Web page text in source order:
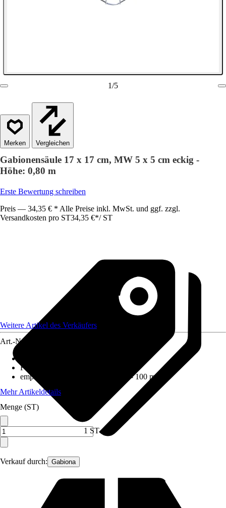
1/5
Vergleichen
Gabionensäule 17 x 17 cm, MW 5 x 5 cm eckig -
Höhe: 0,80 m
Erste Bewertung schreiben
Preis — 34,35 € * Alle Preise inkl. MwSt. und ggf. zzgl.
Versandkosten pro ST34,35 €*/ ST
Verkauf durch: Gabiona
Weitere Artikel des Verkäufers
Art.-Nr.
Form
empfohlene Steinkörnung
60 mm - 100 mm
Mehr Artikeldetails
Menge (ST)
1 ST